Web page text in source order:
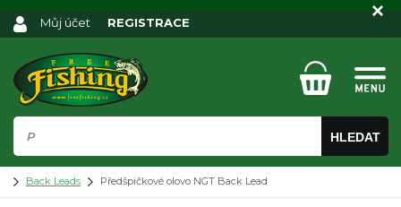
HLEDAT
Můj účet REGISTRACE
Back Leads Předšpičkové olovo NGT Back Lead